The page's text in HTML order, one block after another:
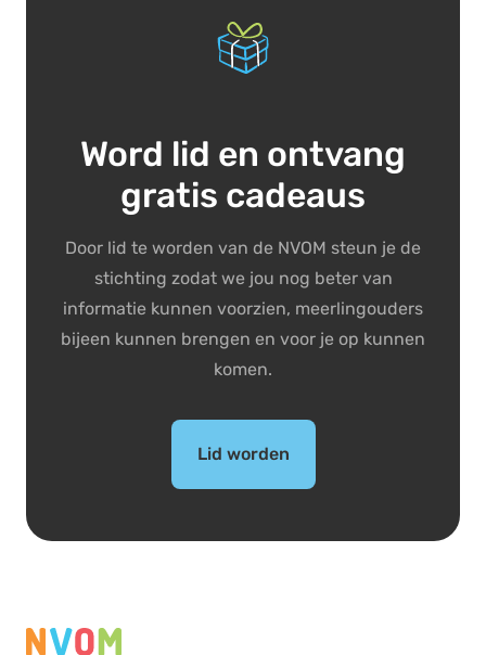
Word lid en ontvang
gratis cadeaus
Door lid te worden van de NVOM steun je de
stichting zodat we jou nog beter van
informatie kunnen voorzien, meerlingouders
bijeen kunnen brengen en voor je op kunnen
komen.
Lid worden